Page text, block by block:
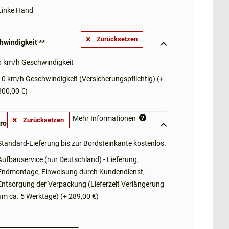
Hand
**
km/h Geschwindigkeit
km/h Geschwindigkeit (Versicherungspflichtig) (+
€)
Zurücksetzen
**
Lieferung bis zur Bordsteinkante kostenlos.
(nur Deutschland) - Lieferung,
Einweisung durch Kundendienst,
der Verpackung (Lieferzeit Verlängerung
ca. 5 Werktage) (+ 289,00 €)
Zurücksetzen Mehr Informationen